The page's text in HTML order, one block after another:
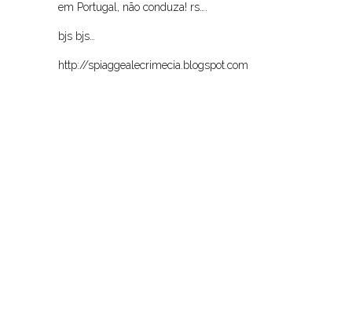
em Portugal, não conduza! rs….
bjs bjs…
http://spiaggealecrimecia.blogspot.com